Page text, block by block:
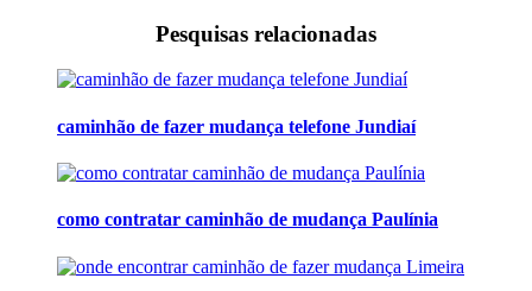
Pesquisas relacionadas
caminhão de fazer mudança telefone Jundiaí
como contratar caminhão de mudança Paulínia